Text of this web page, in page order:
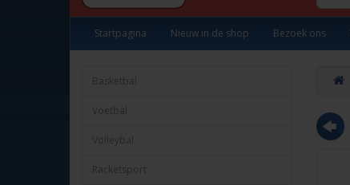
Startpagina Nieuw in de shop Bezoek ons
Basketbal
Voetbal
Volleybal
Racketsport